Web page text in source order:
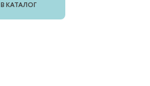
В КАТАЛОГ